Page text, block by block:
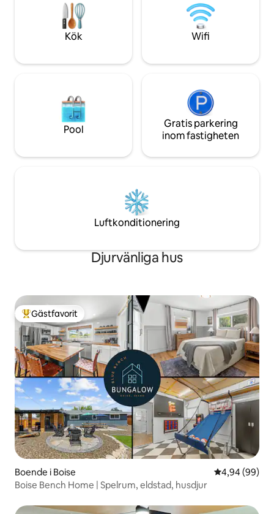
eftertraktade läge Hyde Park + 5
minuter till centrum. Detta boende med
2 sovrum + solrum med en dedikerad
arbetsyta är fullt möblerat med modern
husdjur
älskar den lokala
lämna ett prov av
din njutning
nätter.
Kök Wifi
Pool
Gratis parkering
inom fastigheten
Luftkonditionering
Djurvänliga hus
Populär gästfavorit
Gästfavorit
Boende i Boise 4,94 av 5 i
4,94 (99)
Boise Bench Home | Spelrum, eldstad, husdjur